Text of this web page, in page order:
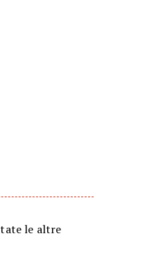
le altre